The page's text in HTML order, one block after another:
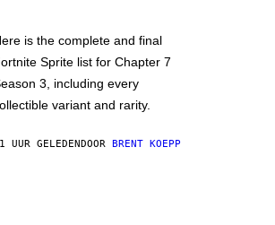
is the complete and final
Sprite list for Chapter 7
3, including every
variant and rarity.
UUR GELEDENDOOR BRENT KOEPP